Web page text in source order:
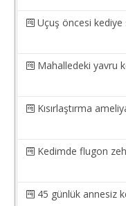
Uçuş öncesi
Mahalledeki yavru
Kısırlaştırma
Kedimde flugon
45 günlük annesiz